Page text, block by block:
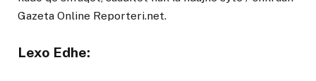
Gazeta Online Reporteri.net.
Lexo Edhe: